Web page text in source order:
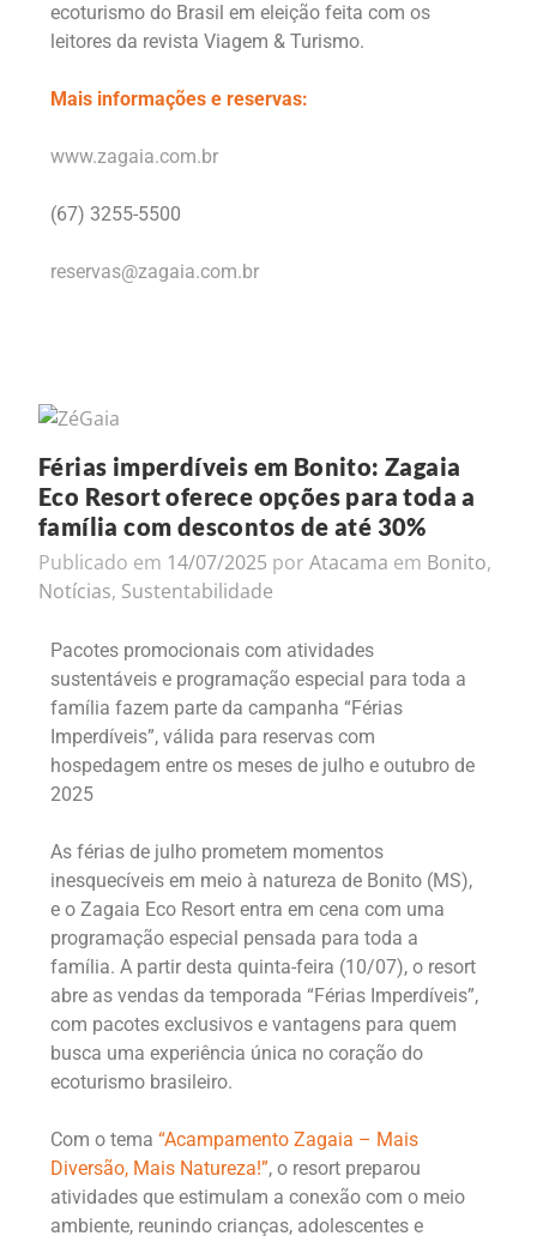
ecoturismo do Brasil em eleição feita com os
leitores da revista Viagem & Turismo.
Mais informações e reservas:
www.zagaia.com.br
(67) 3255-5500
reservas@zagaia.com.br
Férias imperdíveis em Bonito: Zagaia
Eco Resort oferece opções para toda a
família com descontos de até 30%
Publicado em 14/07/2025 por Atacama em Bonito,
Notícias, Sustentabilidade
Pacotes promocionais com atividades
sustentáveis e programação especial para toda a
família fazem parte da campanha “Férias
Imperdíveis”, válida para reservas com
hospedagem entre os meses de julho e outubro de
2025
As férias de julho prometem momentos
inesquecíveis em meio à natureza de Bonito (MS),
e o Zagaia Eco Resort entra em cena com uma
programação especial pensada para toda a
família. A partir desta quinta-feira (10/07), o resort
abre as vendas da temporada “Férias Imperdíveis”,
com pacotes exclusivos e vantagens para quem
busca uma experiência única no coração do
ecoturismo brasileiro.
Com o tema “Acampamento Zagaia – Mais
Diversão, Mais Natureza!”, o resort preparou
atividades que estimulam a conexão com o meio
ambiente, reunindo crianças, adolescentes e